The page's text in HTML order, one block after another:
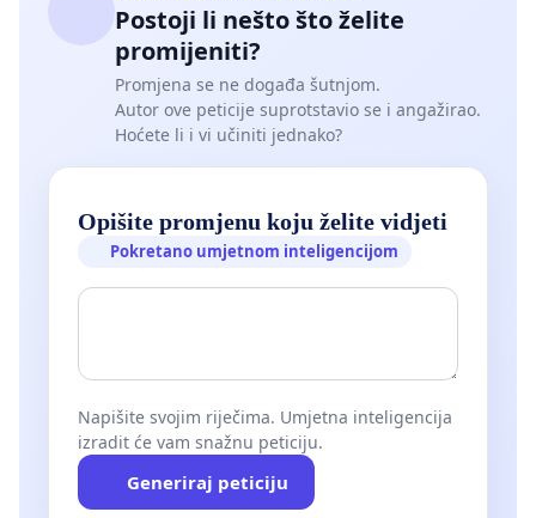
Postoji li nešto što želite
promijeniti?
Promjena se ne događa šutnjom.
Autor ove peticije suprotstavio se i angažirao.
Hoćete li i vi učiniti jednako?
Opišite promjenu koju želite vidjeti
Pokretano umjetnom inteligencijom
Napišite svojim riječima. Umjetna inteligencija
izradit će vam snažnu peticiju.
Generiraj peticiju